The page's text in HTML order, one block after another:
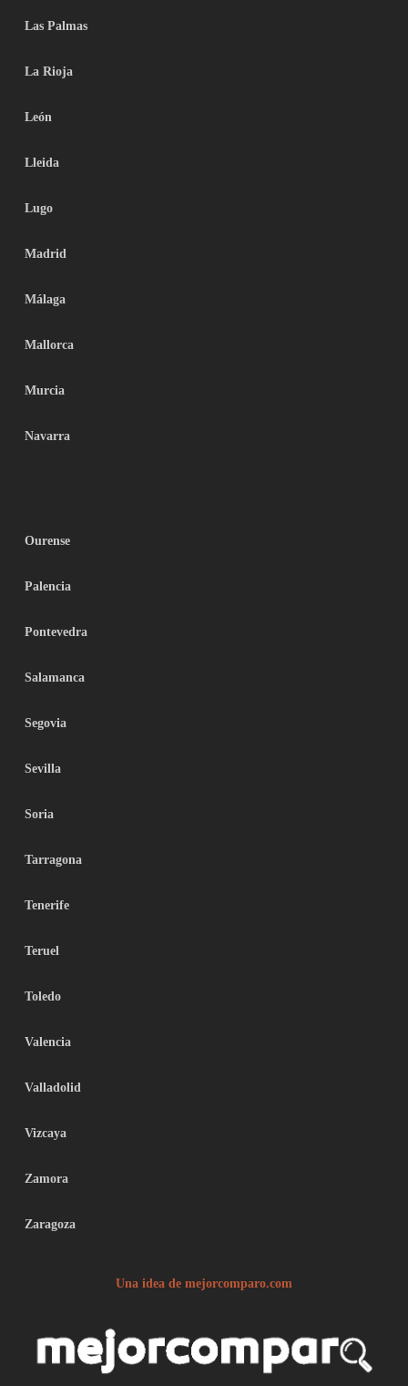
Las Palmas
La Rioja
León
Lleida
Lugo
Madrid
Málaga
Mallorca
Murcia
Navarra
Ourense
Palencia
Pontevedra
Salamanca
Segovia
Sevilla
Soria
Tarragona
Tenerife
Teruel
Toledo
Valencia
Valladolid
Vizcaya
Zamora
Zaragoza
Una idea de mejorcomparo.com